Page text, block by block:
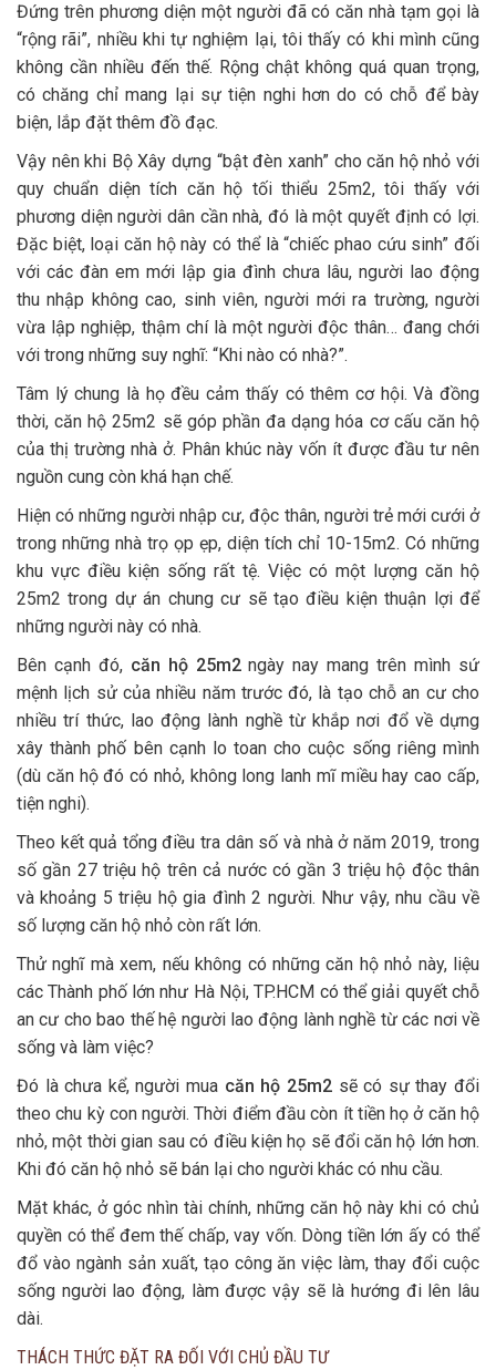
Đứng trên phương diện một người đã có căn nhà tạm gọi là
“rộng rãi”, nhiều khi tự nghiệm lại, tôi thấy có khi mình cũng
không cần nhiều đến thế. Rộng chật không quá quan trọng,
có chăng chỉ mang lại sự tiện nghi hơn do có chỗ để bày
biện, lắp đặt thêm đồ đạc.
Vậy nên khi Bộ Xây dựng “bật đèn xanh” cho căn hộ nhỏ với
quy chuẩn diện tích căn hộ tối thiểu 25m2, tôi thấy với
phương diện người dân cần nhà, đó là một quyết định có lợi.
Đặc biệt, loại căn hộ này có thể là “chiếc phao cứu sinh” đối
với các đàn em mới lập gia đình chưa lâu, người lao động
thu nhập không cao, sinh viên, người mới ra trường, người
vừa lập nghiệp, thậm chí là một người độc thân… đang chới
với trong những suy nghĩ: “Khi nào có nhà?”.
Tâm lý chung là họ đều cảm thấy có thêm cơ hội. Và đồng
thời, căn hộ 25m2 sẽ góp phần đa dạng hóa cơ cấu căn hộ
của thị trường nhà ở. Phân khúc này vốn ít được đầu tư nên
nguồn cung còn khá hạn chế.
Hiện có những người nhập cư, độc thân, người trẻ mới cưới ở
trong những nhà trọ ọp ẹp, diện tích chỉ 10-15m2. Có những
khu vực điều kiện sống rất tệ. Việc có một lượng căn hộ
25m2 trong dự án chung cư sẽ tạo điều kiện thuận lợi để
những người này có nhà.
Bên cạnh đó, căn hộ 25m2ngày nay mang trên mình sứ
mệnh lịch sử của nhiều năm trước đó, là tạo chỗ an cư cho
nhiều trí thức, lao động lành nghề từ khắp nơi đổ về dựng
xây thành phố bên cạnh lo toan cho cuộc sống riêng mình
(dù căn hộ đó có nhỏ, không long lanh mĩ miều hay cao cấp,
tiện nghi).
Theo kết quả tổng điều tra dân số và nhà ở năm 2019, trong
số gần 27 triệu hộ trên cả nước có gần 3 triệu hộ độc thân
và khoảng 5 triệu hộ gia đình 2 người. Như vậy, nhu cầu về
số lượng căn hộ nhỏ còn rất lớn.
Thử nghĩ mà xem, nếu không có những căn hộ nhỏ này, liệu
các Thành phố lớn như Hà Nội, TP.HCM có thể giải quyết chỗ
an cư cho bao thế hệ người lao động lành nghề từ các nơi về
sống và làm việc?
Đó là chưa kể, người mua căn hộ 25m2sẽ có sự thay đổi
theo chu kỳ con người. Thời điểm đầu còn ít tiền họ ở căn hộ
nhỏ, một thời gian sau có điều kiện họ sẽ đổi căn hộ lớn hơn.
Khi đó căn hộ nhỏ sẽ bán lại cho người khác có nhu cầu.
Mặt khác, ở góc nhìn tài chính, những căn hộ này khi có chủ
quyền có thể đem thế chấp, vay vốn. Dòng tiền lớn ấy có thể
đổ vào ngành sản xuất, tạo công ăn việc làm, thay đổi cuộc
sống người lao động, làm được vậy sẽ là hướng đi lên lâu
dài.
THÁCH THỨC ĐẶT RA ĐỐI VỚI CHỦ ĐẦU TƯ